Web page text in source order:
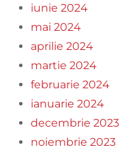
iunie 2024
mai 2024
aprilie 2024
martie 2024
februarie 2024
ianuarie 2024
decembrie 2023
noiembrie 2023